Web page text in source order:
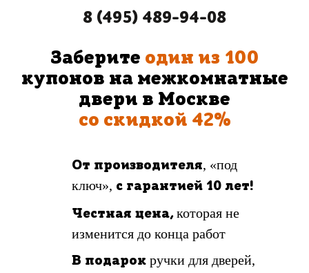
8 (495) 489-94-08
Заберите один из 100
купонов на межкомнатные
двери в Москве
со скидкой 42%
От производителя, «под
ключ», с гарантией 10 лет!
Честная цена,которая не
изменится до конца работ
В подарок ручки для дверей,